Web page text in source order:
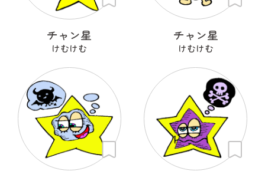
チャン星
けむけむ
チャン星
けむけむ